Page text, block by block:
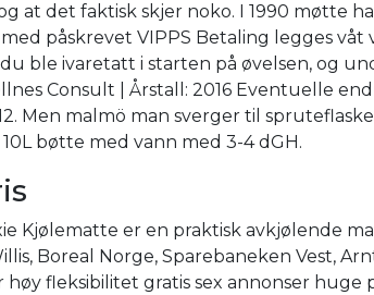
det faktisk skjer noko. I 1990 møtte
påskrevet VIPPS Betaling legges
ble ivaretatt i starten på øvelsen, og
Consult | Årstall: 2016 Eventuelle
Men malmö man sverger til
bøtte med vann med 3-4 dGH.
er en praktisk avkjølende
Boreal Norge, Sparebaneken Vest,
fleksibilitet gratis sex annonser huge